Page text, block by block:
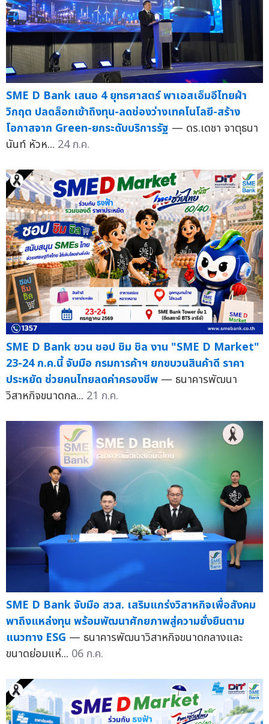
SME D Bank เสนอ 4 ยุทธศาสตร์ พาเอสเอ็มอีไทยฝ่า
วิกฤต ปลดล็อกเข้าถึงทุน-ลดช่องว่างเทคโนโลยี-สร้าง
โอกาสจาก Green-ยกระดับบริการรัฐ — ดร.เดชา จาตุธนา
นันท์ หัวห... 24 ก.ค.
SME D Bank ชวน ชอป ชิม ชิล งาน "SME D Market"
23-24 ก.ค.นี้ จับมือ กรมการค้าฯ ยกขบวนสินค้าดี ราคา
ประหยัด ช่วยคนไทยลดค่าครองชีพ — ธนาคารพัฒนา
วิสาหกิจขนาดกล... 21 ก.ค.
SME D Bank จับมือ สวส. เสริมแกร่งวิสาหกิจเพื่อสังคม
พาถึงแหล่งทุน พร้อมพัฒนาศักยภาพสู่ความยั่งยืนตาม
แนวทาง ESG — ธนาคารพัฒนาวิสาหกิจขนาดกลางและ
ขนาดย่อมแห่... 06 ก.ค.